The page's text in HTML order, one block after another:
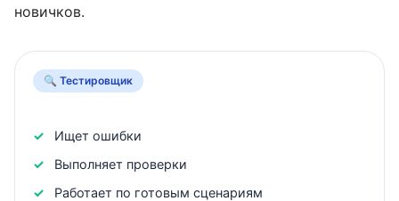
новичков.
🔍 Тестировщик
Ищет ошибки
Выполняет проверки
Работает по готовым сценариям